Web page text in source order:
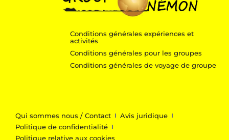
Conditions générales expériences et
activités
Conditions générales pour les groupes
Conditions générales de voyage de groupe
Qui sommes nous / Contact
Avis juridique
Politique de confidentialité
Politique relative aux cookies